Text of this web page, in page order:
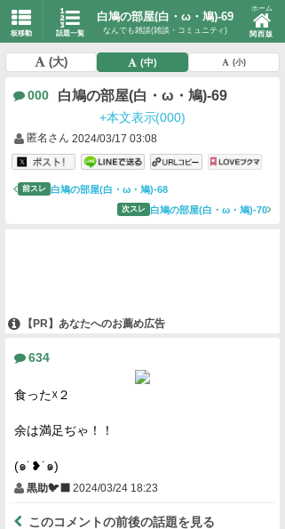
板移動 話題一覧
白鳩の部屋(白・ω・鳩)-69
なんでも雑談(雑談・コミュニティ)
ホーム
関西版
(大) (中) (小)
000 白鳩の部屋(白・ω・鳩)-69
+本文表示(000)
匿名さん 2024/03/17 03:08
前スレ 白鳩の部屋(白・ω・鳩)-68
次スレ 白鳩の部屋(白・ω・鳩)-70
【PR】あなたへのお薦め広告
634
食った☓２
余は満足ぢゃ！！
(⁠๑⁠˙⁠❥⁠˙⁠๑⁠)
黒助🐦‍⬛ 2024/03/24 18:23
このコメントの前後の話題を見る